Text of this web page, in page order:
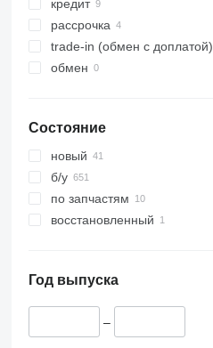
336
340
345
365
374
390
395
416
426
TM
VMT
Vibromax
кредит
рассрочка
trade-in (обмен с доплатой)
обмен
Состояние
новый
б/у
по запчастям
восстановленный
Год выпуска
–